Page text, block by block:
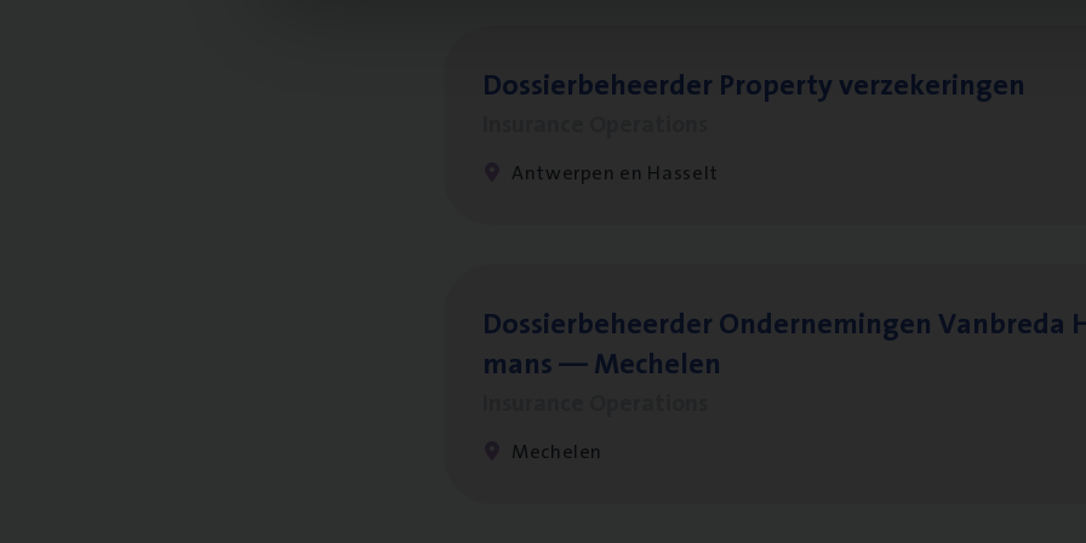
Dos­sier­be­heer­der Pro­per­ty verzekeringen
Antwerpen en Hasselt
Dos­sier­be­heer­der Onder­ne­min­gen Van­b­re­da
mans — Mechelen
Mechelen